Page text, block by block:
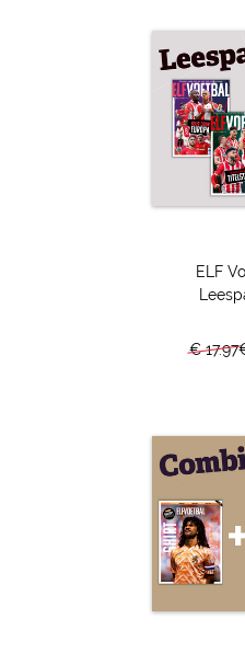
36 centimeter groot, zes
kanshebbers en wie moeten
bondscoach en enkele leuke
Het 23ste
met 48 deelnemende
WK bestaat nu bijna een
onvergetelijke verhalen. We
memory lane waarbij we elk
ELF
€ 17.97